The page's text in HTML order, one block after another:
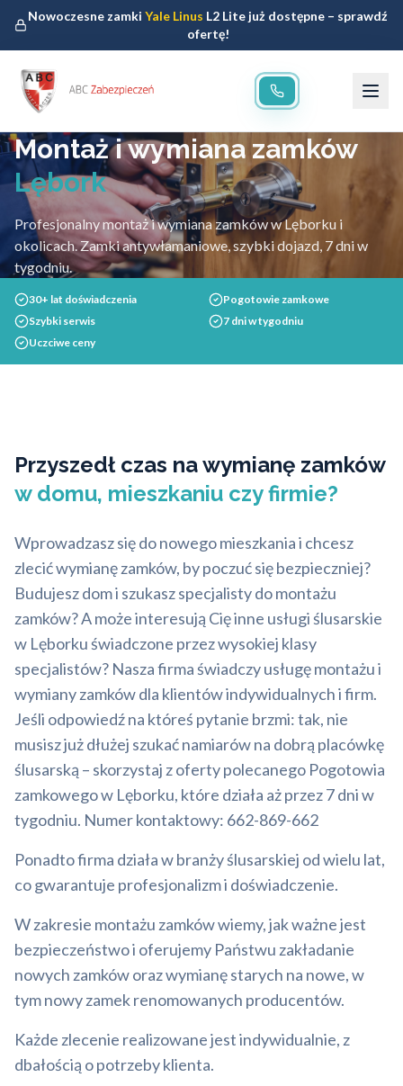
Nowoczesne zamkiYale Linus L2 Lite już dostępne – sprawdź
ofertę!
Montaż i wymiana zamków
Lębork
Profesjonalny montaż i wymiana zamków w Lęborku i
okolicach. Zamki antywłamaniowe, szybki dojazd, 7 dni w
tygodniu.
30+ lat doświadczenia
Pogotowie zamkowe
Szybki serwis
7 dni w tygodniu
Uczciwe ceny
Przyszedł czas na wymianę zamków
w domu, mieszkaniu czy firmie?
Wprowadzasz się do nowego mieszkania i chcesz
zlecić wymianę zamków, by poczuć się bezpieczniej?
Budujesz dom i szukasz specjalisty do montażu
zamków? A może interesują Cię inne usługi ślusarskie
w Lęborku świadczone przez wysokiej klasy
specjalistów? Nasza firma świadczy usługę montażu i
wymiany zamków dla klientów indywidualnych i firm.
Jeśli odpowiedź na któreś pytanie brzmi: tak, nie
musisz już dłużej szukać namiarów na dobrą placówkę
ślusarską – skorzystaj z oferty polecanego Pogotowia
zamkowego w Lęborku, które działa aż przez 7 dni w
tygodniu. Numer kontaktowy: 662-869-662
Ponadto firma działa w branży ślusarskiej od wielu lat,
co gwarantuje profesjonalizm i doświadczenie.
W zakresie montażu zamków wiemy, jak ważne jest
bezpieczeństwo i oferujemy Państwu zakładanie
nowych zamków oraz wymianę starych na nowe, w
tym nowy zamek renomowanych producentów.
Każde zlecenie realizowane jest indywidualnie, z
dbałością o potrzeby klienta.